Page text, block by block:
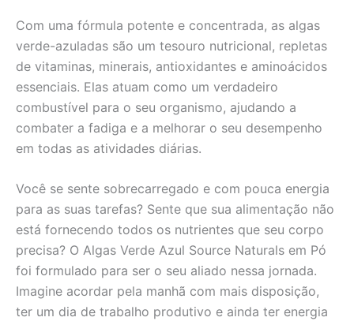
Com uma fórmula potente e concentrada, as algas
verde-azuladas são um tesouro nutricional, repletas
de vitaminas, minerais, antioxidantes e aminoácidos
essenciais. Elas atuam como um verdadeiro
combustível para o seu organismo, ajudando a
combater a fadiga e a melhorar o seu desempenho
em todas as atividades diárias.
Você se sente sobrecarregado e com pouca energia
para as suas tarefas? Sente que sua alimentação não
está fornecendo todos os nutrientes que seu corpo
precisa? O Algas Verde Azul Source Naturals em Pó
foi formulado para ser o seu aliado nessa jornada.
Imagine acordar pela manhã com mais disposição,
ter um dia de trabalho produtivo e ainda ter energia